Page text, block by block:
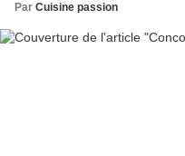
Par Cuisine passion